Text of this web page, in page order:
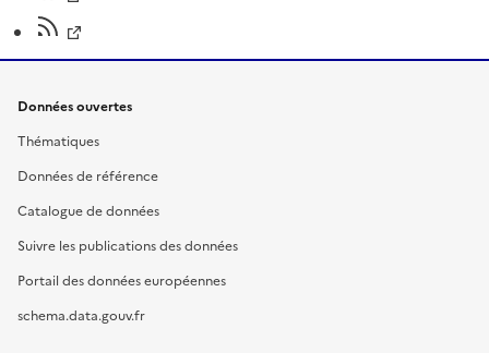
Données ouvertes
Thématiques
Données de référence
Catalogue de données
Suivre les publications des données
Portail des données européennes
schema.data.gouv.fr